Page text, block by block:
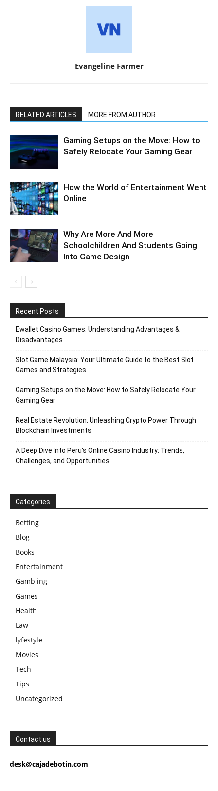
Evangeline Farmer
RELATED ARTICLES MORE FROM AUTHOR
Gaming Setups on the Move: How to
Safely Relocate Your Gaming Gear
How the World of Entertainment Went
Online
Why Are More And More
Schoolchildren And Students Going
Into Game Design
Recent Posts
Ewallet Casino Games: Understanding Advantages &
Disadvantages
Slot Game Malaysia: Your Ultimate Guide to the Best Slot
Games and Strategies
Gaming Setups on the Move: How to Safely Relocate Your
Gaming Gear
Real Estate Revolution: Unleashing Crypto Power Through
Blockchain Investments
A Deep Dive Into Peru’s Online Casino Industry: Trends,
Challenges, and Opportunities
Categories
Betting
Blog
Books
Entertainment
Gambling
Games
Health
Law
lyfestyle
Movies
Tech
Tips
Uncategorized
Contact us
desk@cajadebotin.com